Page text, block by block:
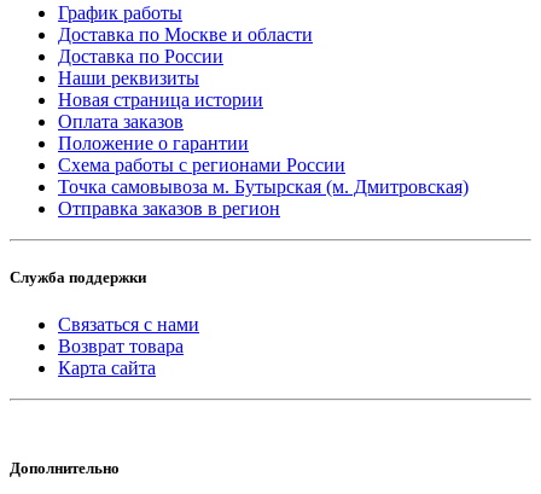
График работы
Доставка по Москве и области
Доставка по России
Наши реквизиты
Новая страница истории
Оплата заказов
Положение о гарантии
Схема работы с регионами России
Точка самовывоза м. Бутырская (м. Дмитровская)
Отправка заказов в регион
Служба поддержки
Связаться с нами
Возврат товара
Карта сайта
Дополнительно